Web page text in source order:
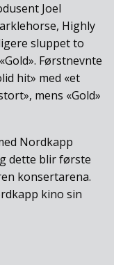
Joel
Highly
sluppet to
Førstnevnte
hit» med «et
mens «Gold»
Nordkapp
dette blir første
konsertarena.
kino sin